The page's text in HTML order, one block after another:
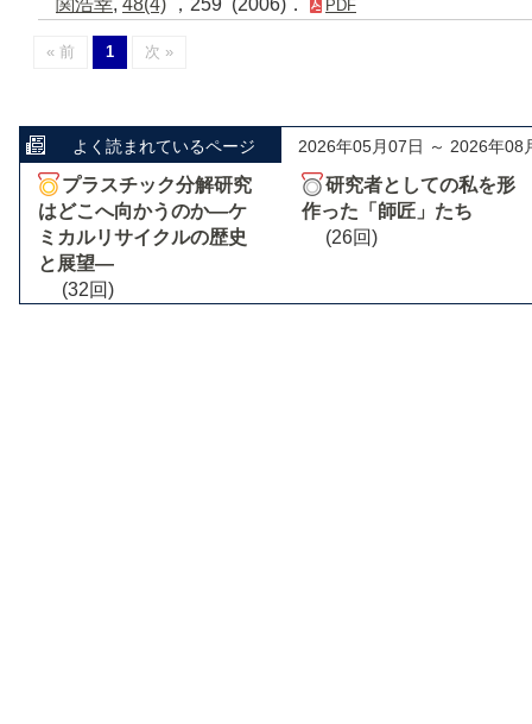
PDF
« 前 1 次 »
よく読まれているページ 2026年05月07日 ～ 2026年08
プラスチック分解研究
はどこへ向かうのか―ケ
ミカルリサイクルの歴史
と展望―
(32回)
研究者としての私を形
作った「師匠」たち
(26回)